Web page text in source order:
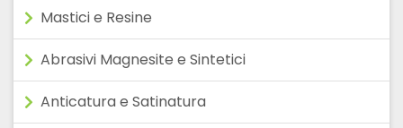
Mastici e Resine
Abrasivi Magnesite e Sintetici
Anticatura e Satinatura